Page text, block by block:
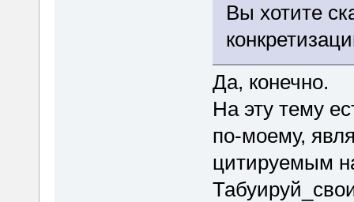
Вы хотите
Да, конечно.
На эту тему
по-моему,
цитируемым